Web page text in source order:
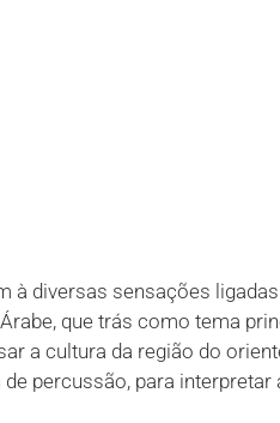
à diversas sensações
que trás como tema
a cultura da região do
percussão, para interpretar